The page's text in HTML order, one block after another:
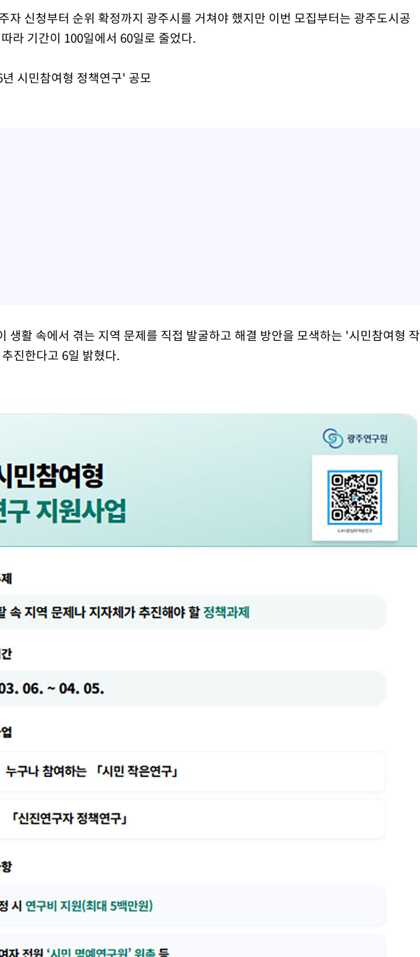
자 신청부터 순위 확정까지 광주시를 거쳐야 했지만 이번 모집부터는 광주도시공
라 기간이 100일에서 60일로 줄었다.
시민참여형 정책연구' 공모
생활 속에서 겪는 지역 문제를 직접 발굴하고 해결 방안을 모색하는 '시민참여형 작
진한다고 6일 밝혔다.